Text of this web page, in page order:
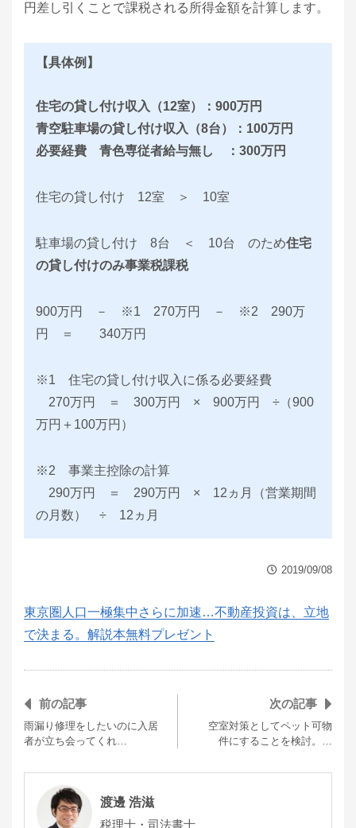
円差し引くことで課税される所得金額を計算します。
【具体例】
住宅の貸し付け収入（12室）：900万円
青空駐車場の貸し付け収入（8台）：100万円
必要経費 青色専従者給与無し ：300万円
住宅の貸し付け 12室 ＞ 10室
駐車場の貸し付け 8台 ＜ 10台 のため住宅
の貸し付けのみ事業税課税
900万円 － ※1 270万円 － ※2 290万
円 ＝ 340万円
※1 住宅の貸し付け収入に係る必要経費
270万円 ＝ 300万円 × 900万円 ÷（900
万円＋100万円）
※2 事業主控除の計算
290万円 ＝ 290万円 × 12ヵ月（営業期間
の月数） ÷ 12ヵ月
2019/09/08
東京圏人口一極集中さらに加速…不動産投資は、立地
で決まる。解説本無料プレゼント
前の記事
雨漏り修理をしたいのに入居
者が立ち会ってくれ…
次の記事
空室対策としてペット可物
件にすることを検討。…
渡邊 浩滋
税理士・司法書士